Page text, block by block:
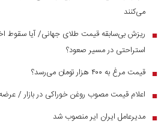
می‌کنند
■
ریزش بی‌سابقه قیمت طلای جهانی/ آیا سقوط
استراحتی در مسیر صعود؟
■ قیمت مرغ به ۴۰۰ هزار تومان می‌رسد؟
■ اعلام قیمت مصوب روغن خوراکی در بازار /
■ مدیرعامل ایران ایر منصوب شد